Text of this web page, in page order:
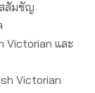
สสัมชัญ
Victorian และ
Victorian